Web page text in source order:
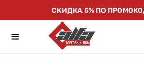
СКИДКА 5% ПО